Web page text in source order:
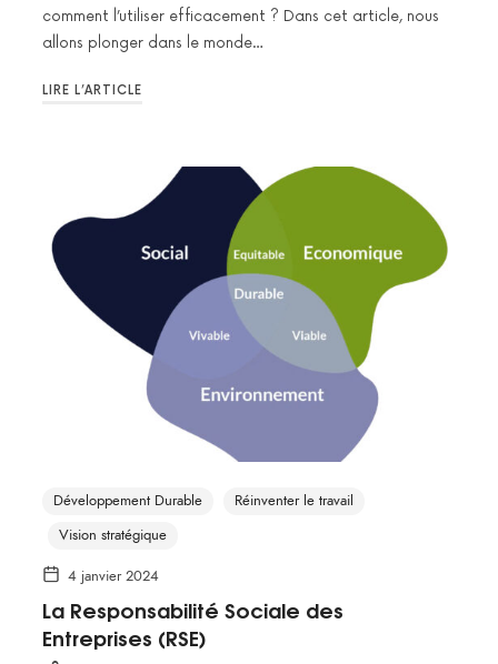
comment l’utiliser efficacement ? Dans cet article, nous
allons plonger dans le monde…
LIRE L’ARTICLE
Développement Durable
Réinventer le travail
Vision stratégique
4 janvier 2024
La Responsabilité Sociale des
Entreprises (RSE)